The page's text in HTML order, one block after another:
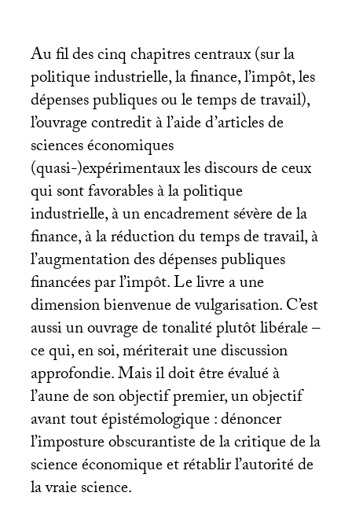
Au fil des cinq chapitres centraux (sur la
politique industrielle, la finance, l’impôt, les
dépenses publiques ou le temps de travail),
l’ouvrage contredit à l’aide d’articles de
sciences économiques
(quasi-)expérimentaux les discours de ceux
qui sont favorables à la politique
industrielle, à un encadrement sévère de la
finance, à la réduction du temps de travail, à
l’augmentation des dépenses publiques
financées par l’impôt. Le livre a une
dimension bienvenue de vulgarisation. C’est
aussi un ouvrage de tonalité plutôt libérale –
ce qui, en soi, mériterait une discussion
approfondie. Mais il doit être évalué à
l’aune de son objectif premier, un objectif
avant tout épistémologique : dénoncer
l’imposture obscurantiste de la critique de la
science économique et rétablir l’autorité de
la vraie science.